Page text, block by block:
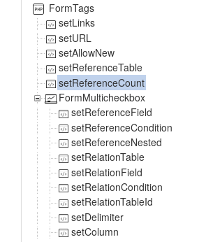
FormTags
setLinks
setURL
setAllowNew
setReferenceTable
setReferenceCount
FormMulticheckbox
setReferenceField
setReferenceCondition
setReferenceNested
setRelationTable
setRelationField
setRelationCondition
setRelationTableId
setDelimiter
setColumn